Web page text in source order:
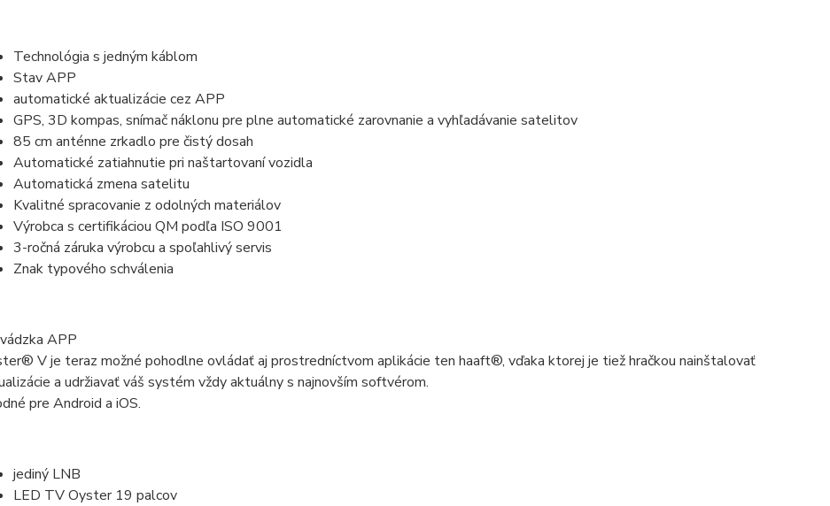
Technológia s jedným káblom
Stav APP
automatické aktualizácie cez APP
GPS, 3D kompas, snímač náklonu pre plne automatické zarovnanie a vyhľadávanie satelitov
85 cm anténne zrkadlo pre čistý dosah
Automatické zatiahnutie pri naštartovaní vozidla
Automatická zmena satelitu
Kvalitné spracovanie z odolných materiálov
Výrobca s certifikáciou QM podľa ISO 9001
3-ročná záruka výrobcu a spoľahlivý servis
Znak typového schválenia
APP
V je teraz možné pohodlne ovládať aj prostredníctvom aplikácie ten haaft®, vďaka ktorej je tiež hračkou nainštalovať
a udržiavať váš systém vždy aktuálny s najnovším softvérom.
pre Android a iOS.
jediný LNB
LED TV Oyster 19 palcov